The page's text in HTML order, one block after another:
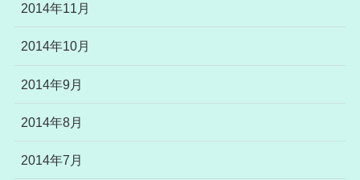
2014年11月
2014年10月
2014年9月
2014年8月
2014年7月